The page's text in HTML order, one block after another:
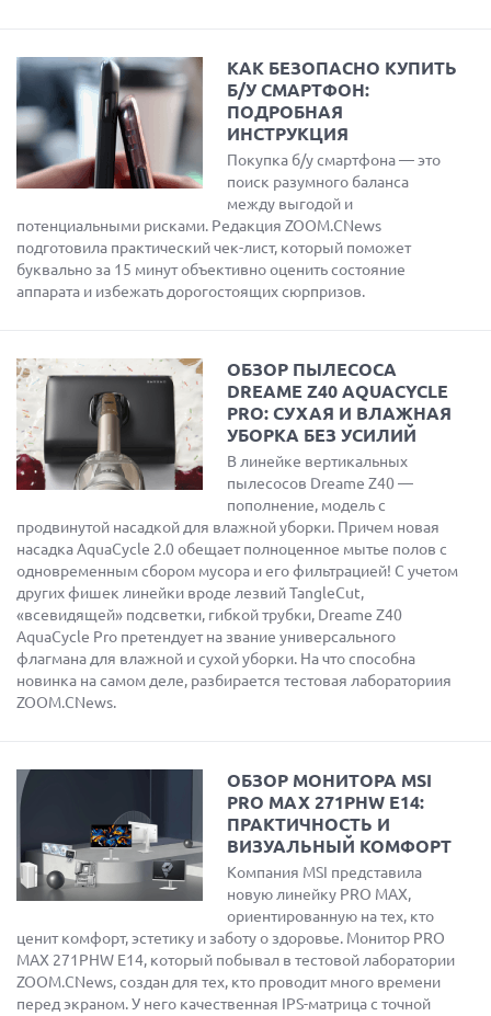
КАК БЕЗОПАСНО КУПИТЬ
Б/У СМАРТФОН:
ПОДРОБНАЯ
ИНСТРУКЦИЯ
Покупка б/у смартфона — это
поиск разумного баланса
между выгодой и
потенциальными рисками. Редакция ZOOM.CNews
подготовила практический чек-лист, который поможет
буквально за 15 минут объективно оценить состояние
аппарата и избежать дорогостоящих сюрпризов.
ОБЗОР ПЫЛЕСОСА
DREAME Z40 AQUACYCLE
PRO: СУХАЯ И ВЛАЖНАЯ
УБОРКА БЕЗ УСИЛИЙ
В линейке вертикальных
пылесосов Dreame Z40 —
пополнение, модель с
продвинутой насадкой для влажной уборки. Причем новая
насадка AquaCycle 2.0 обещает полноценное мытье полов с
одновременным сбором мусора и его фильтрацией! С учетом
других фишек линейки вроде лезвий TangleCut,
«всевидящей» подсветки, гибкой трубки, Dreame Z40
AquaCycle Pro претендует на звание универсального
флагмана для влажной и сухой уборки. На что способна
новинка на самом деле, разбирается тестовая лабораториия
ZOOM.CNews.
ОБЗОР МОНИТОРА MSI
PRO MAX 271PHW E14:
ПРАКТИЧНОСТЬ И
ВИЗУАЛЬНЫЙ КОМФОРТ
Компания MSI представила
новую линейку PRO MAX,
ориентированную на тех, кто
ценит комфорт, эстетику и заботу о здоровье. Монитор PRO
MAX 271PHW E14, который побывал в тестовой лаборатории
ZOOM.CNews, создан для тех, кто проводит много времени
перед экраном. У него качественная IPS-матрица с точной